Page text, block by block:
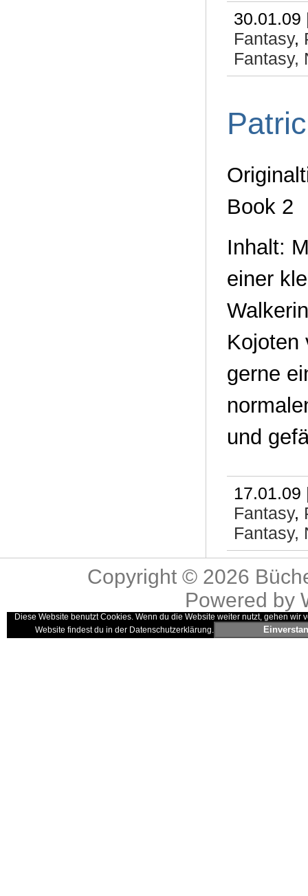
Fantasy,
Fantasy,
Book 2
Inhalt:
einer
Kojoten
gerne
und
Fantasy,
Fantasy,
Copyright © 2026
Powered by
Diese Website benutzt Cookies. Wenn du die Website weiter nutzt, gehen
Website findest du in der Datenschutzerklärung.